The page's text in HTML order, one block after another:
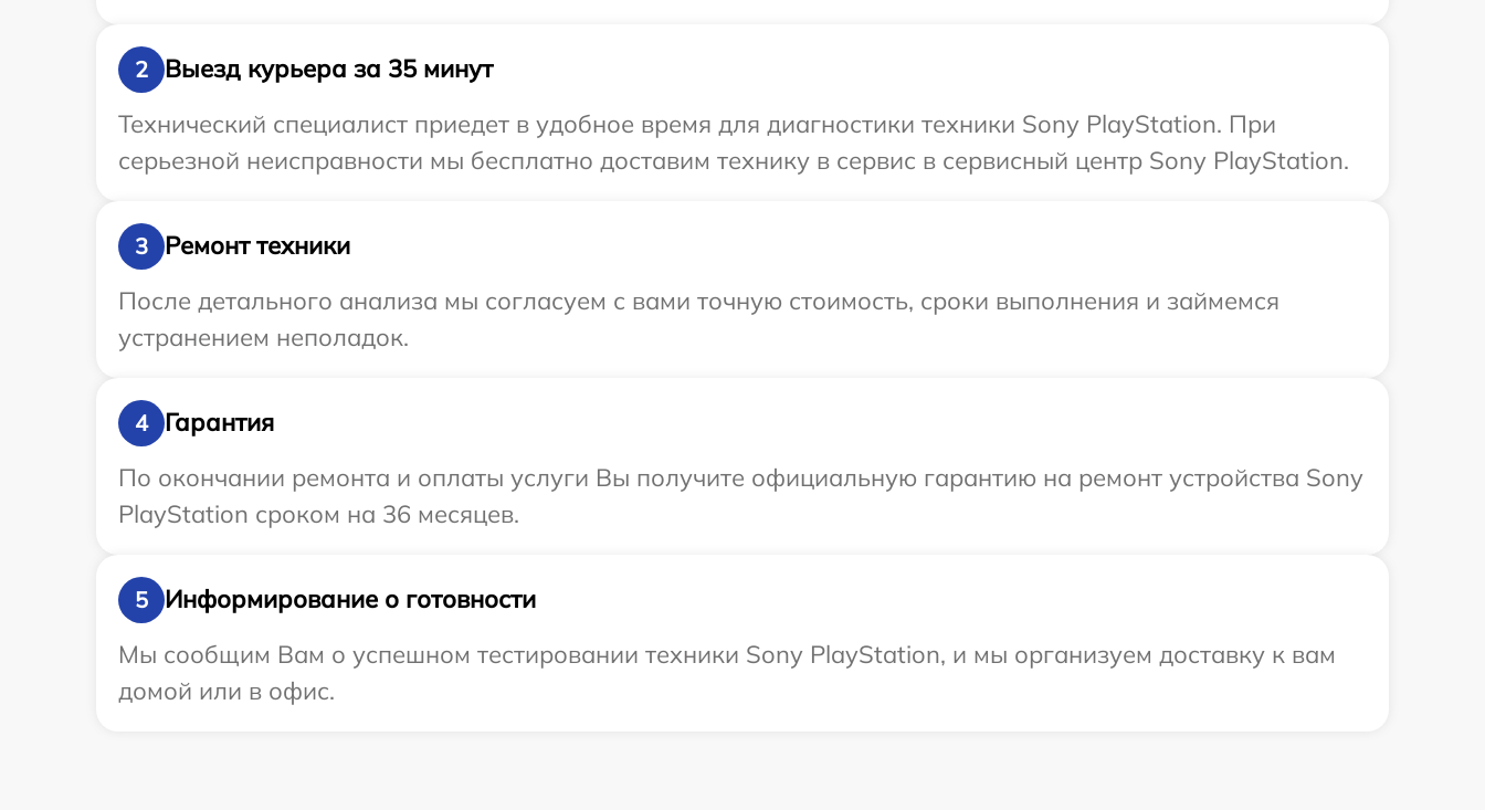
2
Выезд курьера за 35 минут
Технический специалист приедет в удобное время для диагностики техники Sony PlayStation. При
серьезной неисправности мы бесплатно доставим технику в сервис в сервисный центр Sony PlayStation.
3
Ремонт техники
После детального анализа мы согласуем с вами точную стоимость, сроки выполнения и займемся
устранением неполадок.
4
Гарантия
По окончании ремонта и оплаты услуги Вы получите официальную гарантию на ремонт устройства Sony
PlayStation сроком на 36 месяцев.
5
Информирование о готовности
Мы сообщим Вам о успешном тестировании техники Sony PlayStation, и мы организуем доставку к вам
домой или в офис.